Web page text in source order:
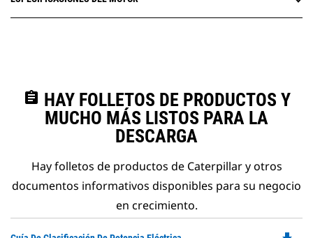
assignment HAY FOLLETOS DE PRODUCTOS Y
MUCHO MÁS LISTOS PARA LA
DESCARGA
Hay folletos de productos de Caterpillar y otros
documentos informativos disponibles para su negocio
en crecimiento.